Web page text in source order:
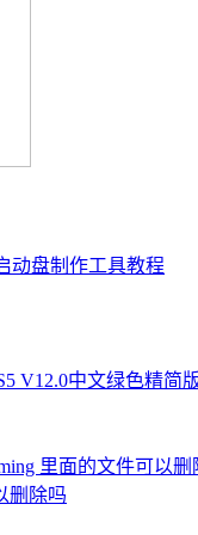
动盘制作工具教程
V12.0中文绿色精简
里面的文件可以删
删除吗